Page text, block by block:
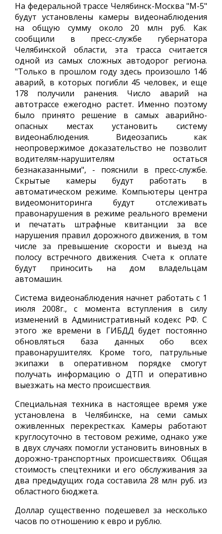
На федеральной трассе Челябинск-Москва "М-5"
будут установлены камеры видеонаблюдения
на общую сумму около 20 млн руб. Как
сообщили в пресс-службе губернатора
Челябинской области, эта трасса считается
одной из самых сложных автодорог региона.
"Только в прошлом году здесь произошло 146
аварий, в которых погибли 45 человек, и еще
178 получили ранения. Число аварий на
автотрассе ежегодно растет. Именно поэтому
было принято решение в самых аварийно-
опасных местах установить систему
видеонаблюдения. Видеозапись как
неопровержимое доказательство не позволит
водителям-нарушителям остаться
безнаказанными", - пояснили в пресс-службе.
Скрытые камеры будут работать в
автоматическом режиме. Компьютеры центра
видеомониторинга будут отслеживать
правонарушения в режиме реального времени
и печатать штрафные квитанции за все
нарушения правил дорожного движения, в том
числе за превышение скорости и выезд на
полосу встречного движения. Счета к оплате
будут приносить на дом владельцам
автомашин.
Система видеонаблюдения начнет работать с 1
июля 2008г., с момента вступления в силу
изменений в Административный кодекс РФ. С
этого же времени в ГИБДД будет постоянно
обновляться база данных обо всех
правонарушителях. Кроме того, патрульные
экипажи в оперативном порядке смогут
получать информацию о ДТП и оперативно
выезжать на место происшествия.
Специальная техника в настоящее время уже
установлена в Челябинске, на семи самых
оживленных перекрестках. Камеры работают
круглосуточно в тестовом режиме, однако уже
в двух случаях помогли установить виновных в
дорожно-транспортных происшествиях. Общая
стоимость спецтехники и его обслуживания за
два предыдущих года составила 28 млн руб. из
областного бюджета.
Доллар существенно подешевел за несколько
часов по отношению к евро и рублю.